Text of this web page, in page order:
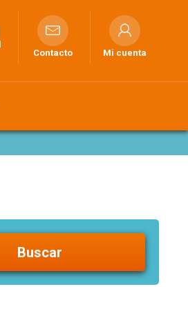
Contacto Mi cuenta
Buscar